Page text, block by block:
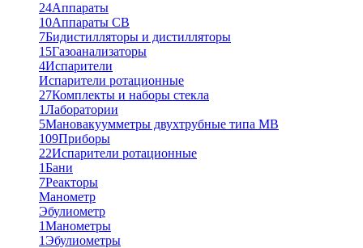
24Аппараты
10Аппараты СВ
7Бидистилляторы и дистилляторы
15Газоанализаторы
4Испарители
Испарители ротационные
27Комплекты и наборы стекла
1Лаборатории
5Мановакуумметры двухтрубные типа МВ
109Приборы
22Испарители ротационные
1Бани
7Реакторы
Манометр
Эбулиометр
1Манометры
1Эбулиометры